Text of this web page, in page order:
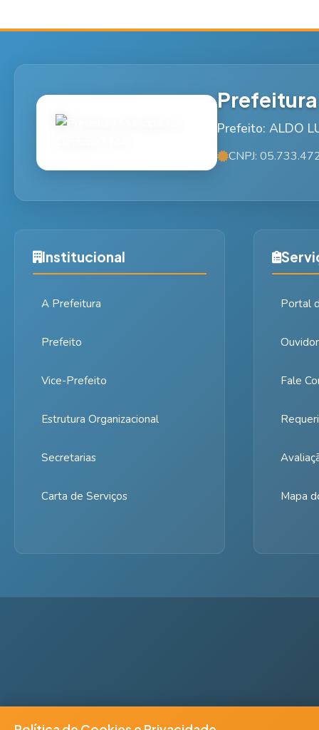
Prefeito: ALDO
CNPJ:
Institucional
A Prefeitura
Prefeito
Vice-Prefeito
Estrutura Organizacional
Secretarias
Carta de Serviços
Portal
Fale
Mapa